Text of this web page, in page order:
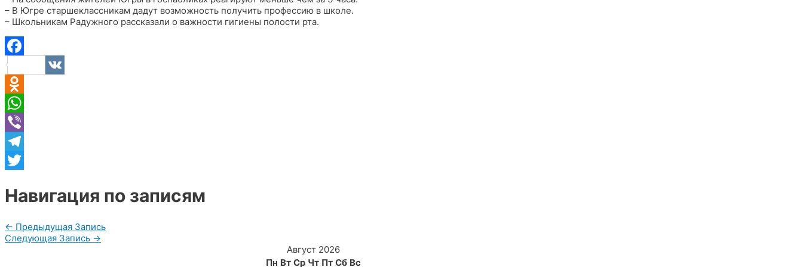
– В Югре старшеклассникам дадут возможность получить профессию в школе.
– Школьникам Радужного рассказали о важности гигиены полости рта.
Facebook
VK
Odnoklassniki
WhatsApp
Viber
Telegram
Навигация по записям
← Предыдущая Запись
Следующая Запись →
Август 2026
Пн Вт Ср Чт Пт Сб Вс